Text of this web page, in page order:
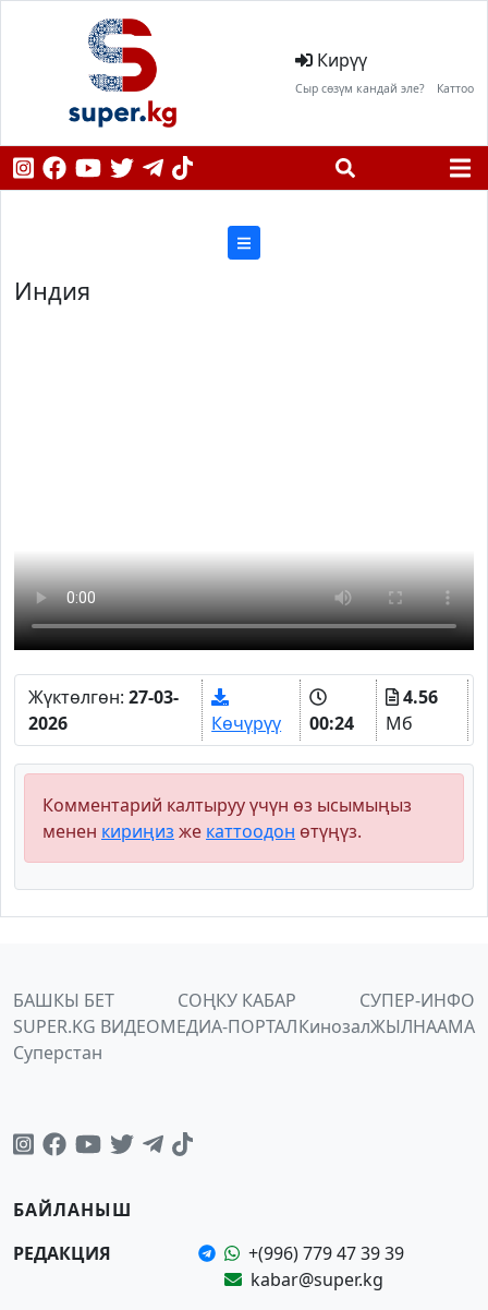
Кирүү
Сыр сөзүм кандай эле? Каттоо
Индия
Жүктөлгөн: 27-03-
2026
Көчүрүү 00:24
4.56
Мб
Комментарий калтыруу үчүн өз ысымыңыз
менен кириңиз же каттоодон өтүңүз.
БАШКЫ БЕТ СОҢКУ КАБАР
СУПЕР-ИНФО
SUPER.KG ВИДЕОМЕДИА-ПОРТАЛКинозалЖЫЛНААМА
Суперстан
БАЙЛАНЫШ
РЕДАКЦИЯ
+(996) 779 47 39 39
kabar@super.kg